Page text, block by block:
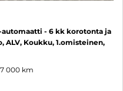
automaatti - 6 kk korotonta ja
ALV, Koukku, 1.omisteinen,
000 km